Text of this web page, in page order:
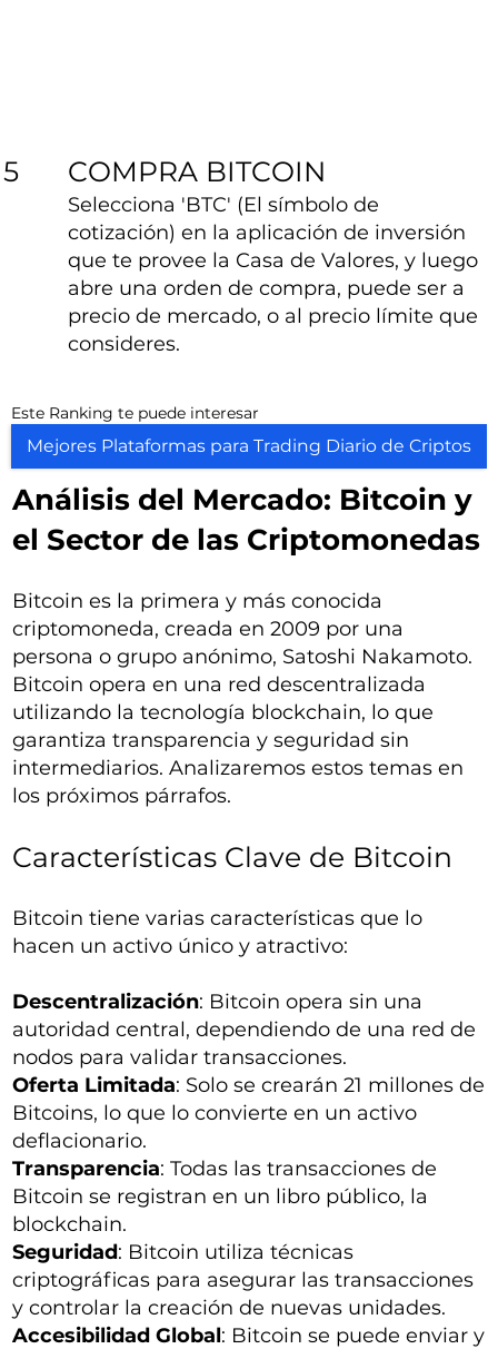
5 COMPRA BITCOIN
Selecciona 'BTC' (El símbolo de
cotización) en la aplicación de inversión
que te provee la Casa de Valores, y luego
abre una orden de compra, puede ser a
precio de mercado, o al precio límite que
consideres.
Este Ranking te puede interesar
Mejores Plataformas para Trading Diario de Criptos
Análisis del Mercado: Bitcoin y
el Sector de las Criptomonedas
Bitcoin es la primera y más conocida
criptomoneda, creada en 2009 por una
persona o grupo anónimo, Satoshi Nakamoto.
Bitcoin opera en una red descentralizada
utilizando la tecnología blockchain, lo que
garantiza transparencia y seguridad sin
intermediarios. Analizaremos estos temas en
los próximos párrafos.
Características Clave de Bitcoin
Bitcoin tiene varias características que lo
hacen un activo único y atractivo:
Descentralización: Bitcoin opera sin una
autoridad central, dependiendo de una red de
nodos para validar transacciones.
Oferta Limitada: Solo se crearán 21 millones de
Bitcoins, lo que lo convierte en un activo
deflacionario.
Transparencia: Todas las transacciones de
Bitcoin se registran en un libro público, la
blockchain.
Seguridad: Bitcoin utiliza técnicas
criptográficas para asegurar las transacciones
y controlar la creación de nuevas unidades.
Accesibilidad Global: Bitcoin se puede enviar y